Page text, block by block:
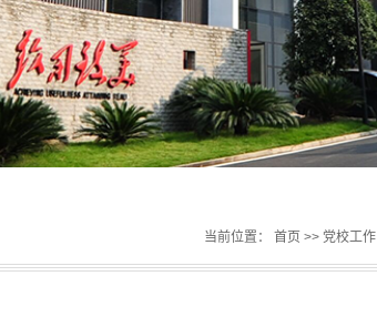
当前位置： 首页 >> 党校工作